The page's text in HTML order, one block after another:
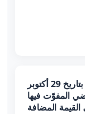
قرار تعقيبي عدد 312226 بتاريخ 29 أكتوبر
المفوّت فيها
القيمة المضافة